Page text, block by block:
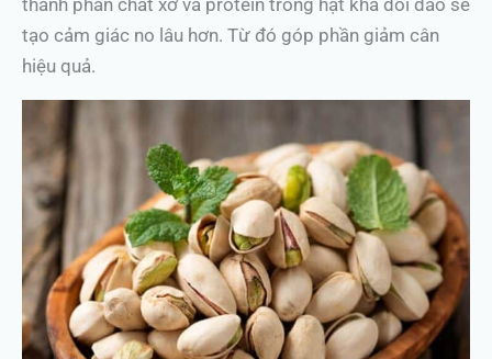
thành phần chất xơ và protein trong hạt khá dồi dào sẽ
tạo cảm giác no lâu hơn. Từ đó góp phần giảm cân
hiệu quả.